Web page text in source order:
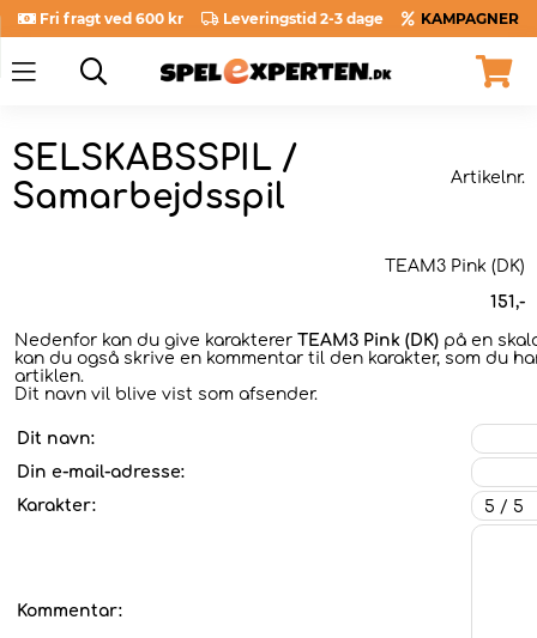
Fri fragt ved 600 kr Leveringstid 2-3 dage KAMPAGNER
SELSKABSSPIL /
Samarbejdsspil
Artikelnr.
TEAM3 Pink (DK)
151,-
Nedenfor kan du give karakterer TEAM3 Pink (DK) på en
kan du også skrive en kommentar til den karakter, som du
artiklen.
Dit navn vil blive vist som afsender.
Dit navn:
Din e-mail-adresse:
Karakter:
Kommentar: